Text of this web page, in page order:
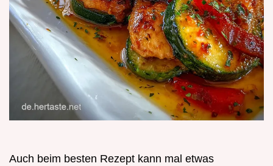
Auch beim besten Rezept kann mal etwas